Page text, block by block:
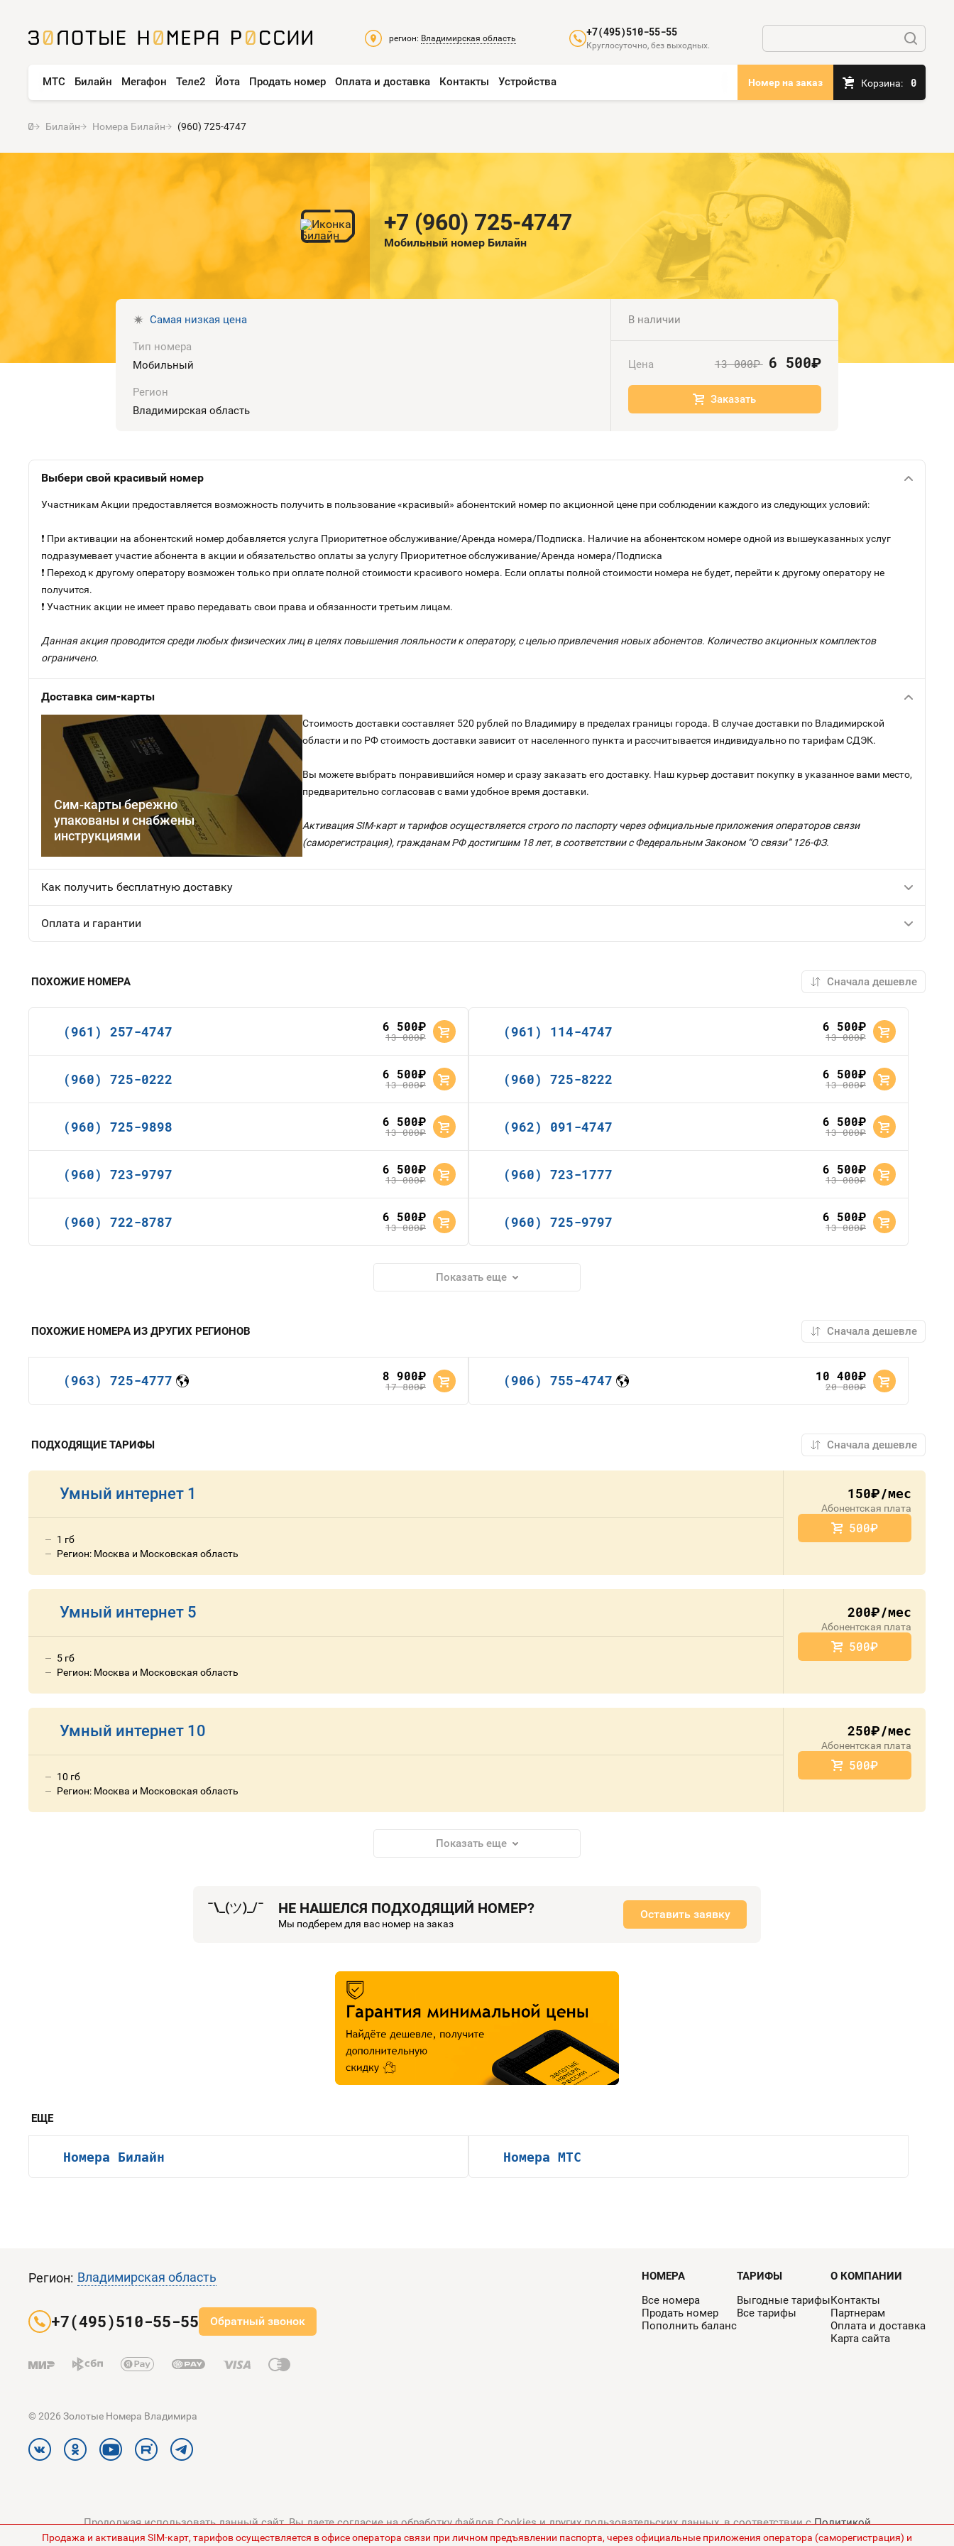
регион: Владимирская область +7(495)510-55-55
Круглосуточно, без выходных.
МТС Билайн Мегафон Теле2 Йота Продать номер Оплата и доставка Контакты Устройства Номер на заказ Корзина: 0
Билайн Номера Билайн (960) 725-4747
+7 (960) 725-4747
Мобильный номер Билайн
Самая низкая цена
Тип номера
Мобильный
Регион
Владимирская область
В наличии
Цена 13 000руб. 6 500руб.
Заказать
Выбери свой красивый номер
Участникам Акции предоставляется возможность получить в пользование «красивый» абонентский номер по акционной цене при соблюдении каждого из следующих условий:
❗ При активации на абонентский номер добавляется услуга Приоритетное обслуживание/Аренда номера/Подписка. Наличие на абонентском номере одной из вышеуказанных услуг
подразумевает участие абонента в акции и обязательство оплаты за услугу Приоритетное обслуживание/Аренда номера/Подписка
❗ Переход к другому оператору возможен только при оплате полной стоимости красивого номера. Если оплаты полной стоимости номера не будет, перейти к другому оператору не
получится.
❗ Участник акции не имеет право передавать свои права и обязанности третьим лицам.
Данная акция проводится среди любых физических лиц в целях повышения лояльности к оператору, с целью привлечения новых абонентов. Количество акционных комплектов
ограничено.
Доставка сим-карты
Сим-карты бережно
упакованы и снабжены
инструкциями
Стоимость доставки составляет 520 рублей по Владимиру в пределах границы города. В случае доставки по Владимирской
области и по РФ стоимость доставки зависит от населенного пункта и рассчитывается индивидуально по тарифам СДЭК.
Вы можете выбрать понравившийся номер и сразу заказать его доставку. Наш курьер доставит покупку в указанное вами место,
предварительно согласовав с вами удобное время доставки.
Активация SIM-карт и тарифов осуществляется строго по паспорту через официальные приложения операторов связи
(саморегистрация), гражданам РФ достигшим 18 лет, в соответствии с Федеральным Законом “О связи” 126-ФЗ.
Как получить бесплатную доставку
Оплата и гарантии
ПОХОЖИЕ НОМЕРА
(961) 257-4747 6 500руб.
13 000руб. (961) 114-4747 6 500руб.
13 000руб.
(960) 725-0222 6 500руб.
13 000руб. (960) 725-8222 6 500руб.
13 000руб.
(960) 725-9898 6 500руб.
13 000руб. (962) 091-4747 6 500руб.
13 000руб.
(960) 723-9797 6 500руб.
13 000руб. (960) 723-1777 6 500руб.
13 000руб.
(960) 722-8787 6 500руб.
13 000руб. (960) 725-9797 6 500руб.
13 000руб.
Показать еще
ПОХОЖИЕ НОМЕРА ИЗ ДРУГИХ РЕГИОНОВ
(963) 725-4777 8 900руб.
17 800руб. (906) 755-4747 10 400руб.
20 800руб.
ПОДХОДЯЩИЕ ТАРИФЫ
Умный интернет 1
1 гб
Регион: Москва и Московская область
150руб./мес
Абонентская плата
500руб.
Умный интернет 5
5 гб
Регион: Москва и Московская область
200руб./мес
Абонентская плата
500руб.
Умный интернет 10
10 гб
Регион: Москва и Московская область
250руб./мес
Абонентская плата
500руб.
Показать еще
¯\_(ツ)_/¯ НЕ НАШЕЛСЯ ПОДХОДЯЩИЙ НОМЕР?
Мы подберем для вас номер на заказ
Оставить заявку
ЕЩЕ
Номера Билайн Номера МТС
НОМЕРА
Все номера
Продать номер
Пополнить баланс
ТАРИФЫ
Выгодные тарифы
Все тарифы
О КОМПАНИИ
Контакты
Партнерам
Оплата и доставка
Карта сайта
Регион: Владимирская область
+7(495)510-55-55 Обратный звонок
© 2026 Золотые Номера Владимира
Продолжая использовать данный сайт, Вы даете согласие на обработку файлов Cookies и других пользовательских данных, в соответствии сПолитикой
Продажа и активация SIM-карт, тарифов осуществляется в офисе оператора связи при личном предъявлении паспорта, через официальные приложения оператора (саморегистрация) и